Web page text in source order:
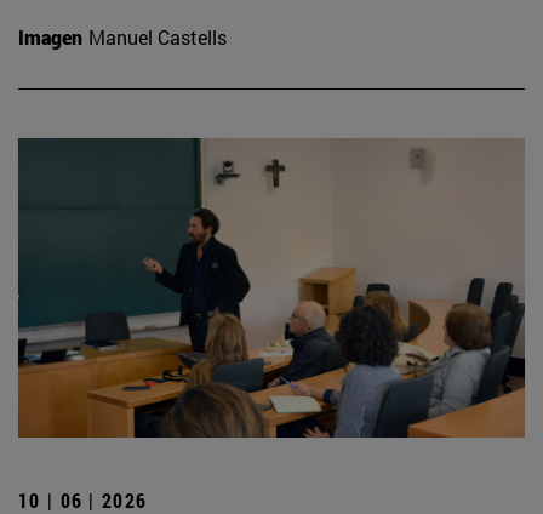
Imagen Manuel Castells
10 | 06 | 2026